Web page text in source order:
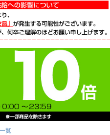
覧